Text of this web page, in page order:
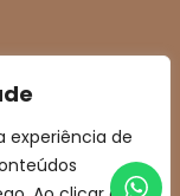
experiência de